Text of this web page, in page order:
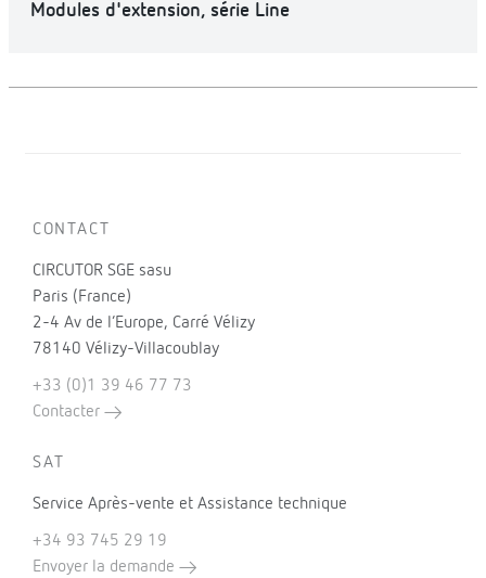
Modules d'extension, série Line
CONTACT
CIRCUTOR SGE sasu
Paris (France)
2-4 Av de l’Europe, Carré Vélizy
78140 Vélizy-Villacoublay
+33 (0)1 39 46 77 73
Contacter
SAT
Service Après-vente et Assistance technique
+34 93 745 29 19
Envoyer la demande